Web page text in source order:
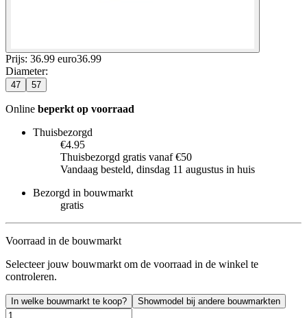
Prijs: 36.99 euro36.99
Diameter:
47 57
Online beperkt op voorraad
Thuisbezorgd
€4.95
Thuisbezorgd gratis vanaf €50
Vandaag besteld, dinsdag 11 augustus in huis
Bezorgd in bouwmarkt
gratis
Voorraad in de bouwmarkt
Selecteer jouw bouwmarkt om de voorraad in de winkel te
controleren.
In welke bouwmarkt te koop? Showmodel bij andere bouwmarkten